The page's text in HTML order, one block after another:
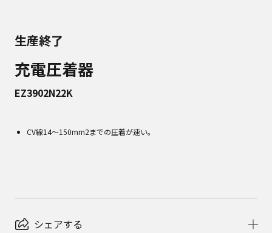
生産終了
充電圧着器
EZ3902N22K
CV線14～150mm2までの圧着が速い。
シェアする